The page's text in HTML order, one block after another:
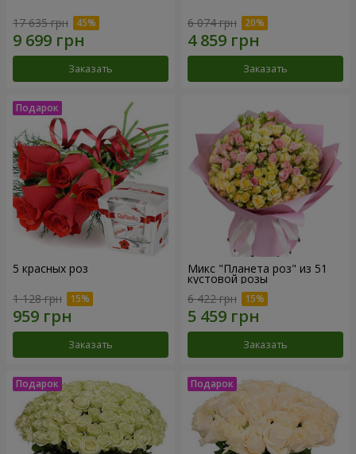
17 635 грн
Заказать
6 074 грн
Заказать
5 красных роз
1 128 грн
Заказать
Микс "Планета роз" из 51
кустовой розы
6 422 грн
Заказать